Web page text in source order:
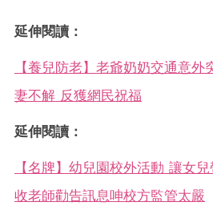
延伸閱讀：
【養兒防老】老爺奶奶交通意
妻不解 反獲網民祝福
延伸閱讀：
【名牌】幼兒園校外活動 讓女
收老師勸告訊息呻校方監管太嚴